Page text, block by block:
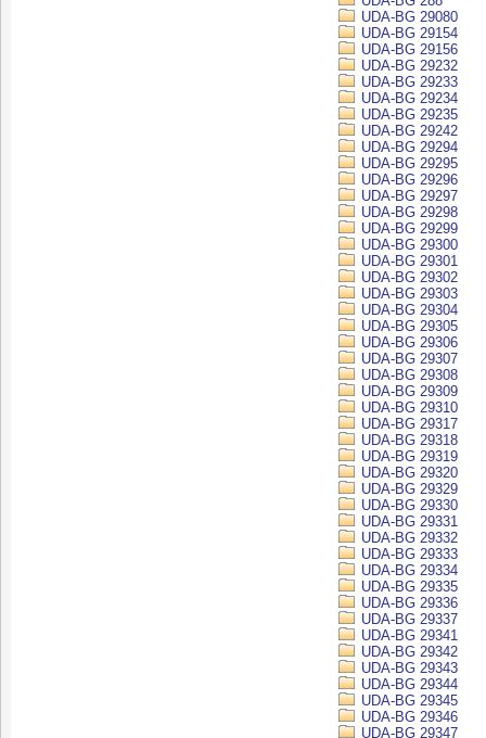
UDA-BG 29080
UDA-BG 29154
UDA-BG 29156
UDA-BG 29232
UDA-BG 29233
UDA-BG 29234
UDA-BG 29235
UDA-BG 29242
UDA-BG 29294
UDA-BG 29295
UDA-BG 29296
UDA-BG 29297
UDA-BG 29298
UDA-BG 29299
UDA-BG 29300
UDA-BG 29301
UDA-BG 29302
UDA-BG 29303
UDA-BG 29304
UDA-BG 29305
UDA-BG 29306
UDA-BG 29307
UDA-BG 29308
UDA-BG 29309
UDA-BG 29310
UDA-BG 29317
UDA-BG 29318
UDA-BG 29319
UDA-BG 29320
UDA-BG 29329
UDA-BG 29330
UDA-BG 29331
UDA-BG 29332
UDA-BG 29333
UDA-BG 29334
UDA-BG 29335
UDA-BG 29336
UDA-BG 29337
UDA-BG 29341
UDA-BG 29342
UDA-BG 29343
UDA-BG 29344
UDA-BG 29345
UDA-BG 29346
UDA-BG 29347